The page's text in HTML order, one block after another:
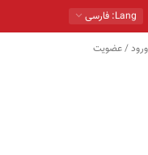
Lang: فارسی
ورود / عضویت
خانه